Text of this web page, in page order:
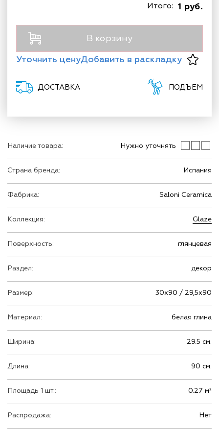
Наличие товара: Нужно уточнять
Страна бренда: Испания
Фабрика: Saloni Ceramica
Коллекция: Glaze
Поверхность: глянцевая
Раздел: декор
Размер: 30х90 / 29,5х90
Материал: белая глина
Ширина: 29.5 см.
Длина: 90 см.
Площадь 1 шт.: 0.27 м²
Распродажа: Нет
1 руб.
Итого:
В корзину
Уточнить ценуДобавить в раскладку
ДОСТАВКА ПОДЪЕМ